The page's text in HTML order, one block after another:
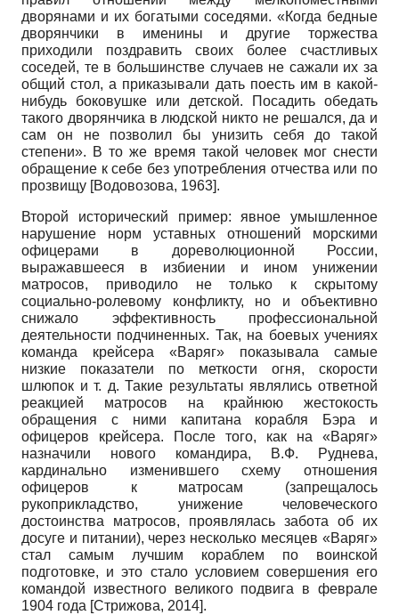
дворянами и их богатыми соседями. «Когда бедные
дворянчики в именины и другие торжества
приходили поздравить своих более счастливых
соседей, те в большинстве случаев не сажали их за
общий стол, а приказывали дать поесть им в какой-
нибудь боковушке или детской. Посадить обедать
такого дворянчика в людской никто не решался, да и
сам он не позволил бы унизить себя до такой
степени». В то же время такой человек мог снести
обращение к себе без употребления отчества или по
прозвищу [Водовозова, 1963].
Второй исторический пример: явное умышленное
нарушение норм уставных отношений морскими
офицерами в дореволюционной России,
выражавшееся в избиении и ином унижении
матросов, приводило не только к скрытому
социально-ролевому конфликту, но и объективно
снижало эффективность профессиональной
деятельности подчиненных. Так, на боевых учениях
команда крейсера «Варяг» показывала самые
низкие показатели по меткости огня, скорости
шлюпок и т. д. Такие результаты являлись ответной
реакцией матросов на крайнюю жестокость
обращения с ними капитана корабля Бэра и
офицеров крейсера. После того, как на «Варяг»
назначили нового командира, В.Ф. Руднева,
кардинально изменившего схему отношения
офицеров к матросам (запрещалось
рукоприкладство, унижение человеческого
достоинства матросов, проявлялась забота об их
досуге и питании), через несколько месяцев «Варяг»
стал самым лучшим кораблем по воинской
подготовке, и это стало условием совершения его
командой известного великого подвига в феврале
1904 года [Стрижова, 2014].